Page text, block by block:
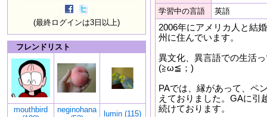
(最終ログインは3日以上)
フレンドリスト
mouthbird
neginohana
lumin (115)
学習中の言語
英語
2006年にアメリカ人と結
州に住んでいます。
異文化、異言語での生活
(≧ω≦；)
PAでは、縁があって、ペ
えておりました。GAに引
続けております。